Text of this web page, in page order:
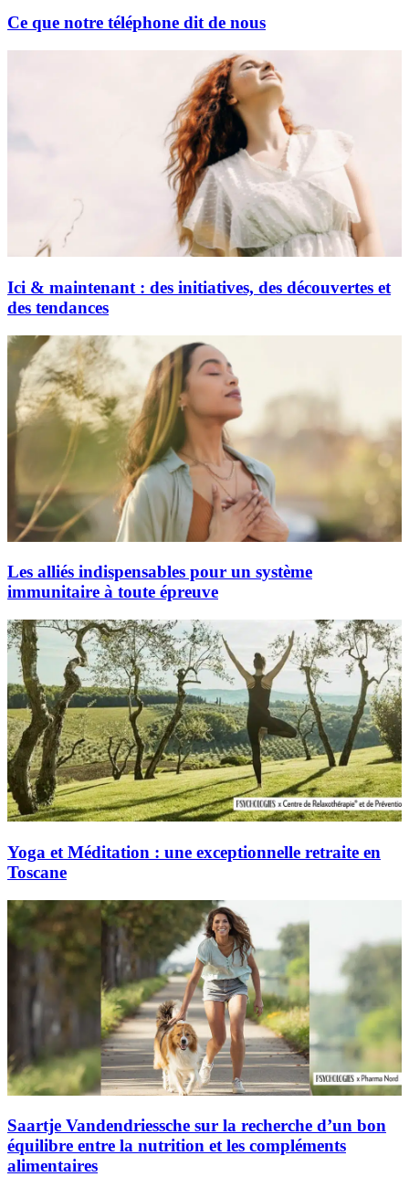
Ce que notre téléphone dit de nous
Ici & maintenant : des initiatives, des découvertes et
des tendances
Les alliés indispensables pour un système
immunitaire à toute épreuve
Yoga et Méditation : une exceptionnelle retraite en
Toscane
Saartje Vandendriessche sur la recherche d’un bon
équilibre entre la nutrition et les compléments
alimentaires